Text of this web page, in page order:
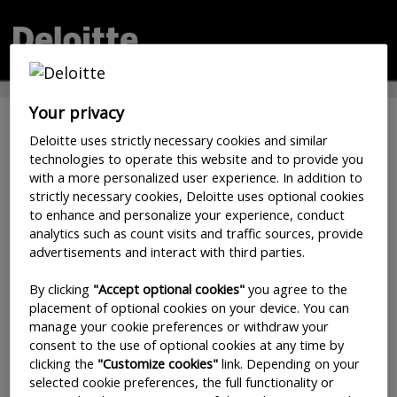
Gestion des abonnements par
courriel
Inscrivez-vous pour recevoir des perspectives pratiques, des
invitations aux événements ou webémissions de Deloitte, des
bulletins par courriel et autres canaux électroniques. Vous
pourrez alors sélectionner des sujets et des secteurs d’affaires
qui correspondent à vos intérêts.
Pour ouvrir une session avec un profil ou pour en créer un,
veuillez entrer votre adresse de courriel puis cliquer sur
Envoyer. Vous recevrez une réponse de
webmaster@deloitte.ca contenant les instructions pour la
création ou la mise à jour de vos préférences.
Your privacy
Deloitte uses strictly necessary cookies and similar
technologies to operate this website and to provide you
with a more personalized user experience. In addition to
strictly necessary cookies, Deloitte uses optional cookies
to enhance and personalize your experience, conduct
analytics such as count visits and traffic sources, provide
advertisements and interact with third parties.
By clicking "Accept optional cookies" you agree to the
placement of optional cookies on your device. You can
manage your cookie preferences or withdraw your
consent to the use of optional cookies at any time by
clicking the "Customize cookies" link. Depending on your
selected cookie preferences, the full functionality or